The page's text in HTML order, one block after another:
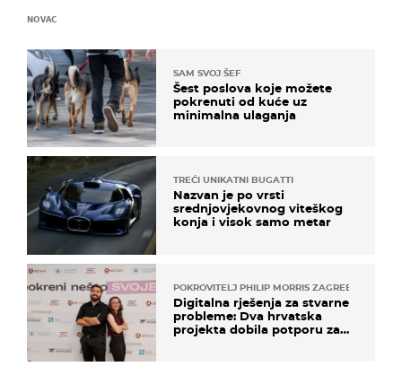
NOVAC
SAM SVOJ ŠEF
Šest poslova koje možete
pokrenuti od kuće uz
minimalna ulaganja
TREĆI UNIKATNI BUGATTI
Nazvan je po vrsti
srednjovjekovnog viteškog
konja i visok samo metar
POKROVITELJ PHILIP MORRIS ZAGREB
Digitalna rješenja za stvarne
probleme: Dva hrvatska
projekta dobila potporu za